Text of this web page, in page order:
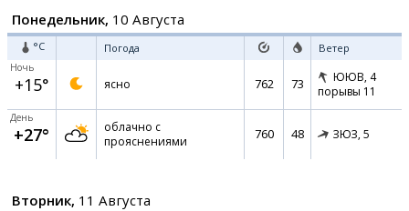
Понедельник, 10 Августа
°C Погода Ветер
Ночь
+15° ясно 762 73 ЮЮВ, 4
порывы 11
День
+27°
облачно с
прояснениями
760 48 ЗЮЗ, 5
Вторник, 11 Августа